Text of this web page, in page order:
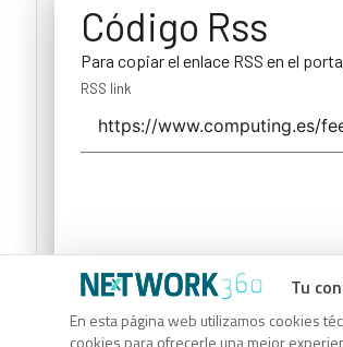
Tu
En esta página web utilizamos cookies
cookies para ofrecerle una mejor
Código Rss
Para copiar el enlace RSS en el
RSS link
Código Rss
Para copiar el enlace RSS en el